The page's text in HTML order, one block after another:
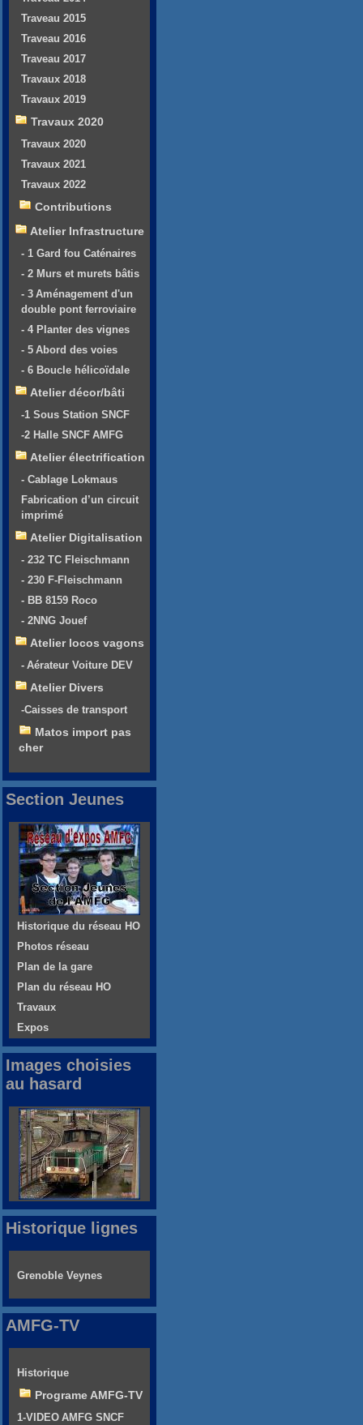
Traveau 2015
Traveau 2016
Traveau 2017
Travaux 2018
Travaux 2019
Travaux 2020
Travaux 2020
Travaux 2021
Travaux 2022
Contributions
Atelier Infrastructure
- 1 Gard fou Caténaires
- 2 Murs et murets bâtis
- 3 Aménagement d'un
double pont ferroviaire
- 4 Planter des vignes
- 5 Abord des voies
- 6 Boucle hélicoïdale
Atelier décor/bâti
-1 Sous Station SNCF
-2 Halle SNCF AMFG
Atelier électrification
- Cablage Lokmaus
Fabrication d’un circuit
imprimé
Atelier Digitalisation
- 232 TC Fleischmann
- 230 F-Fleischmann
- BB 8159 Roco
- 2NNG Jouef
Atelier locos vagons
- Aérateur Voiture DEV
Atelier Divers
-Caisses de transport
Matos import pas
cher
Section Jeunes
Historique du réseau HO
Photos réseau
Plan de la gare
Plan du réseau HO
Travaux
Expos
Images choisies
au hasard
Historique lignes
Grenoble Veynes
AMFG-TV
Historique
Programe AMFG-TV
1-VIDEO AMFG SNCF